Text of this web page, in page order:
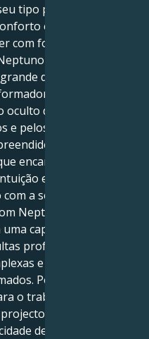
tipo psicológico é
e o prazer físico
com formulação,
em Escorpião,
dose de emoção,
Neptuno em
das coisas, por
e pelos mistérios
da vida.
encarna o
e profundidade.
a segurança e a
Neptuno em
capacidade de ver
profundas, lidar com
e inspirar-se em
Podem ser
o trabalho de cura,
criativos que
de aprofundar o